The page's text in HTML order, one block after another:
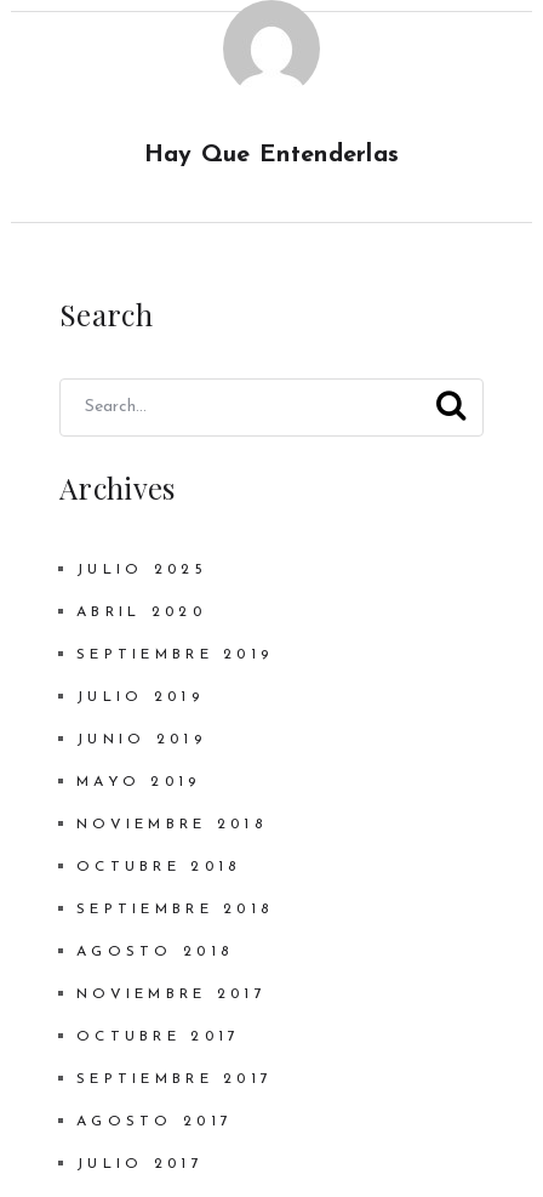
Hay Que Entenderlas
Search
Archives
JULIO 2025
ABRIL 2020
SEPTIEMBRE 2019
JULIO 2019
JUNIO 2019
MAYO 2019
NOVIEMBRE 2018
OCTUBRE 2018
SEPTIEMBRE 2018
AGOSTO 2018
NOVIEMBRE 2017
OCTUBRE 2017
SEPTIEMBRE 2017
AGOSTO 2017
JULIO 2017